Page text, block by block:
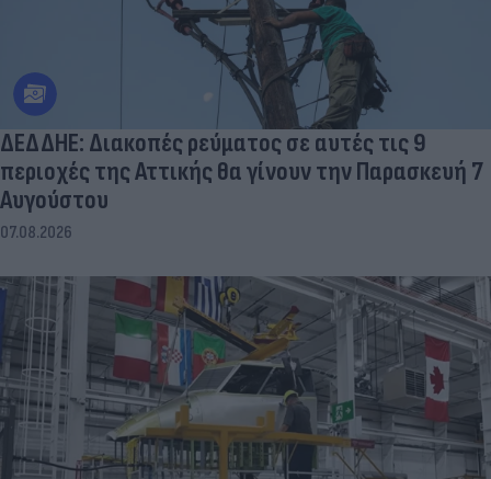
ΔΕΔΔΗΕ: Διακοπές ρεύματος σε αυτές τις 9
περιοχές της Αττικής θα γίνουν την Παρασκευή 7
Αυγούστου
07.08.2026